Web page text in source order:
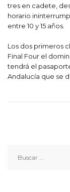
tres en cadete,
horario
entre 10 y 15 años.
Los dos primeros
Final Four el
tendrá el
Andalucía que se